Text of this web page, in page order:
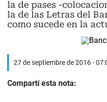
la de pases -
la de las Letras del
como sucede en la
27 de septiembre de 2016 -
Compartí esta nota: